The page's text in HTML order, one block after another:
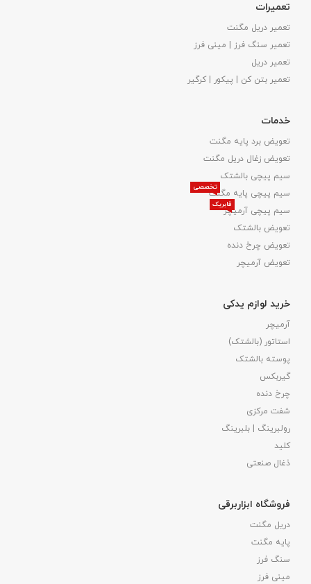
تعمیرات
تعمیر دریل مگنت
تعمیر سنگ فرز | مینی فرز
تعمیر دریل
تعمیر بتن کن | پیکور | کرگیر
خدمات
تعویض برد پایه مگنت
تعویض زغال دریل مگنت
سیم پیچی بالشتک
سیم پیچی پایه مگنت
تخصصی
سیم پیچی آرمیچر
فابریک
تعویض بالشتک​
تعویض چرخ دنده
تعویض آرمیچر
خرید لوازم یدکی
آرمیچر
استاتور (بالشتک)
پوسته بالشتک
گیربکس
چرخ دنده
شفت مرکزی
رولبرینگ | بلبرینگ
کلید
ذغال صنعتی
فروشگاه ابزاربرقی
دریل مگنت
پایه مگنت
سنگ فرز
مینی فرز